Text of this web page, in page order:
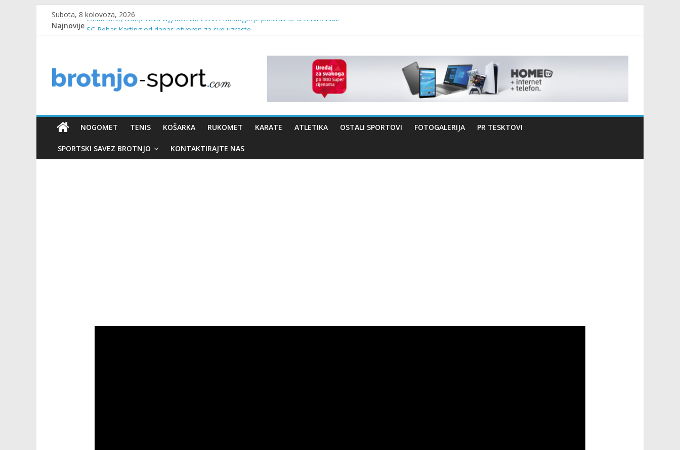
Subota, 8 kolovoza, 2026
Najnovije Čitluk Selo, Donji Veliki Ograđenik, Čerin i Međugorje plasirali se u četvrtfinale
Poznati polufinalisti MNL MZ općine Čitluk – Brotnjo 2026.
Predsjednica Vlade Marija Buhač, ministar Ivo Bevanda i načelnik Marin Radišić čestitali organizatoricama na realizaciji sportsko edukativnog kampa “Izlazi vani”
NOGOMET TENIS KOŠARKA RUKOMET KARATE ATLETIKA OSTALI SPORTOVI FOTOGALERIJA PR TESKTOVI
SPORTSKI SAVEZ BROTNJO KONTAKTIRAJTE NAS